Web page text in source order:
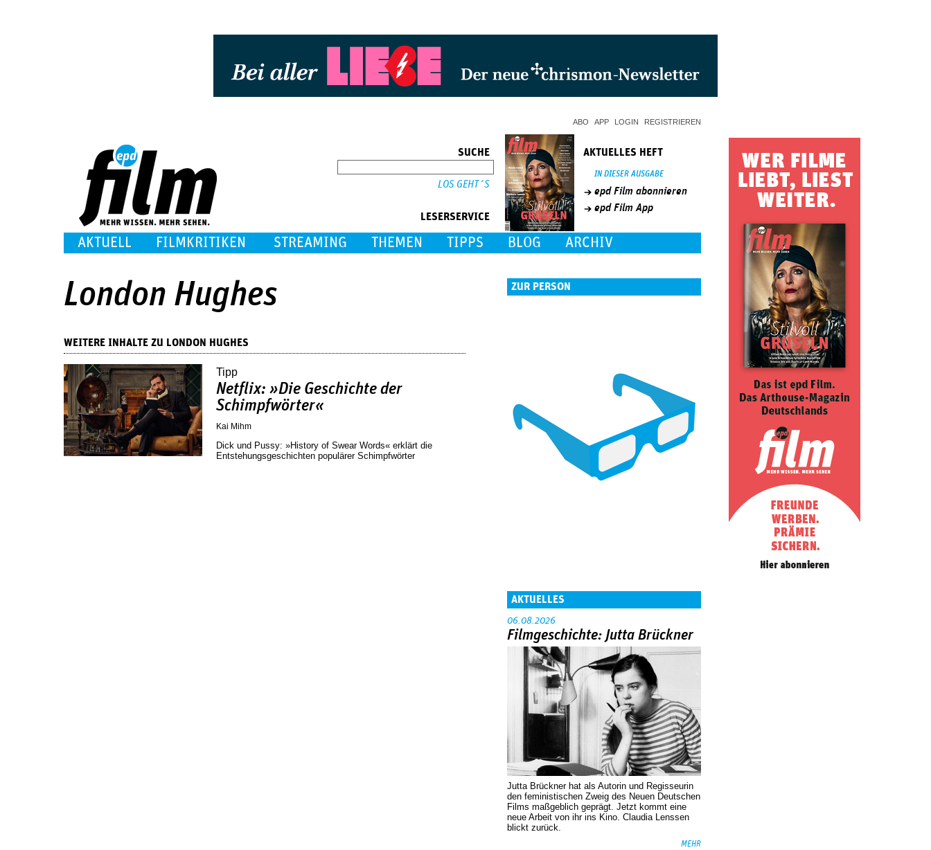
ABO APP LOGIN REGISTRIEREN
SUCHE
LESERSERVICE
AKTUELLES HEFT
IN DIESER AUSGABE
epd Film abonnieren
epd Film App
AKTUELL FILMKRITIKEN STREAMING THEMEN TIPPS BLOG ARCHIV
London Hughes
WEITERE INHALTE ZU LONDON HUGHES
Tipp
Netflix: »Die Geschichte der
Schimpfwörter«
Kai Mihm
Dick und Pussy: »History of Swear Words« erklärt die
Entstehungsgeschichten populärer Schimpfwörter
ZUR PERSON
AKTUELLES
06.08.2026
Filmgeschichte: Jutta Brückner
Jutta Brückner hat als Autorin und Regisseurin
den feministischen Zweig des Neuen Deutschen
Films maßgeblich geprägt. Jetzt kommt eine
neue Arbeit von ihr ins Kino. Claudia Lenssen
blickt zurück.
MEHR